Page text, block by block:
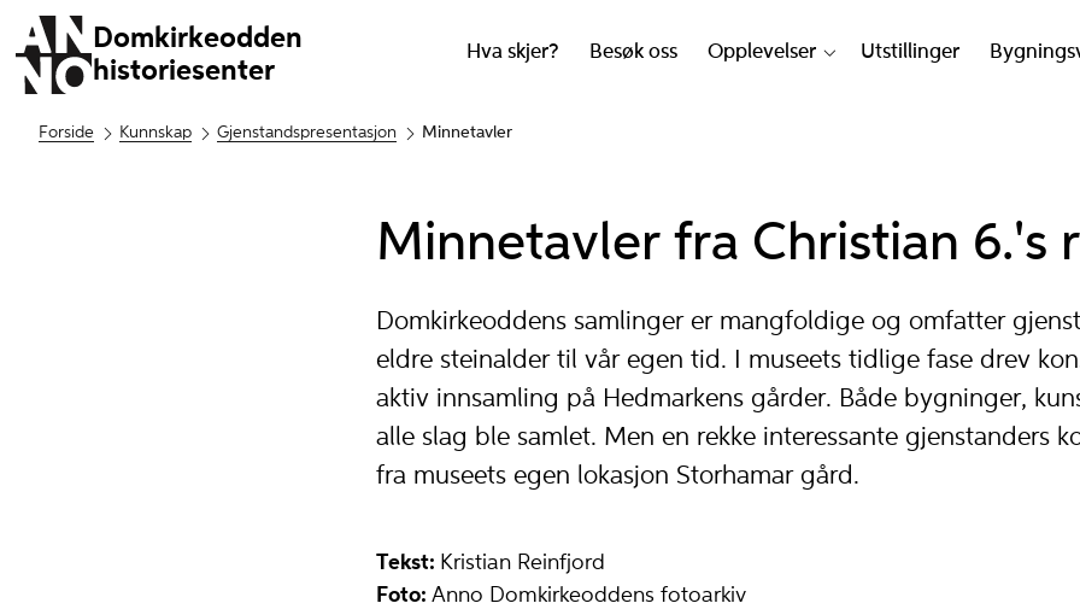
Domkirkeodden
historiesenter
Hva skjer? Besøk oss Opplevelser Utstillinger
Forside Kunnskap Gjenstandspresentasjon Minnetavler
Minnetavler fra Christian 6.'s
Domkirkeoddens samlinger er mangfoldige og omfatter
eldre steinalder til vår egen tid. I museets tidlige fase drev
aktiv innsamling på Hedmarkens gårder. Både bygninger,
alle slag ble samlet. Men en rekke interessante gjenstanders
fra museets egen lokasjon Storhamar gård.
Tekst: Kristian Reinfjord
Foto: Anno Domkirkeoddens fotoarkiv